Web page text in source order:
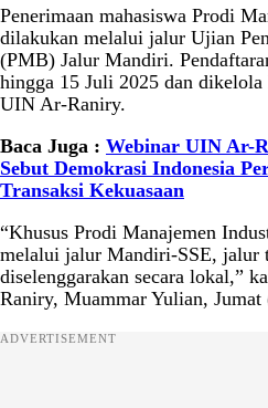
Penerimaan mahasiswa Prodi
dilakukan melalui jalur Ujian
(PMB) Jalur Mandiri.
hingga 15 Juli 2025 dan
UIN Ar-Raniry.
Baca Juga : Webinar UIN Ar-
Sebut Demokrasi Indonesia
Transaksi Kekuasaan
“Khusus Prodi Manajemen
melalui jalur Mandiri-SSE, jalur
diselenggarakan secara lokal,”
Raniry, Muammar Yulian, Jumat
ADVERTISEMENT